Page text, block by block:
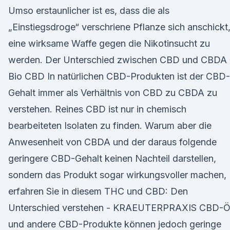
Umso erstaunlicher ist es, dass die als
„Einstiegsdroge“ verschriene Pflanze sich anschickt,
eine wirksame Waffe gegen die Nikotinsucht zu
werden. Der Unterschied zwischen CBD und CBDA
Bio CBD In natürlichen CBD-Produkten ist der CBD-
Gehalt immer als Verhältnis von CBD zu CBDA zu
verstehen. Reines CBD ist nur in chemisch
bearbeiteten Isolaten zu finden. Warum aber die
Anwesenheit von CBDA und der daraus folgende
geringere CBD-Gehalt keinen Nachteil darstellen,
sondern das Produkt sogar wirkungsvoller machen,
erfahren Sie in diesem THC und CBD: Den
Unterschied verstehen - KRAEUTERPRAXIS CBD-
und andere CBD-Produkte können jedoch geringe